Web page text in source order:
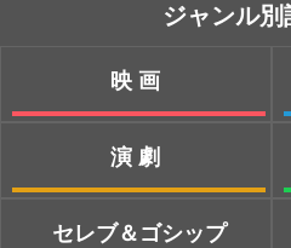
ジャンル
映画
演劇
セレブ＆ゴシップ